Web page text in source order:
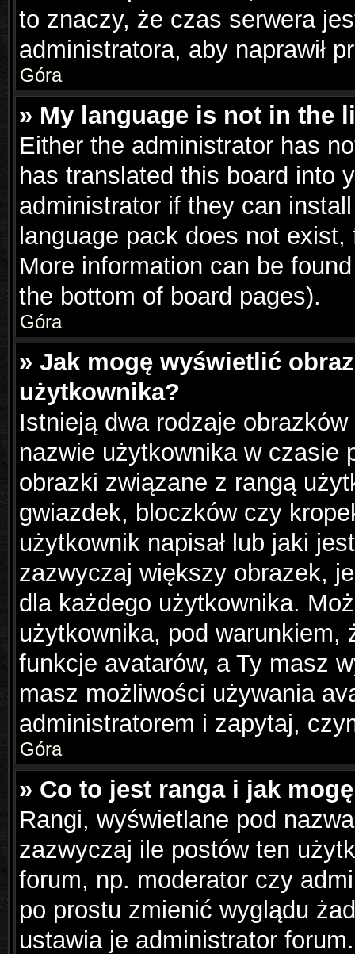
to znaczy, że czas serwera
administratora, aby naprawił
Góra
» My language is not in the
Either the administrator has
has translated this board into
administrator if they can
language pack does not
More information can be
the bottom of board pages).
Góra
» Jak mogę wyświetlić
użytkownika?
Istnieją dwa rodzaje
nazwie użytkownika w czasie
obrazki związane z rangą
gwiazdek, bloczków czy
użytkownik napisał lub jaki
zazwyczaj większy obrazek,
dla każdego użytkownika.
użytkownika, pod warunkiem,
funkcje avatarów, a Ty masz
masz możliwości używania
administratorem i zapytaj,
Góra
» Co to jest ranga i jak
Rangi, wyświetlane pod
zazwyczaj ile postów ten
forum, np. moderator czy
po prostu zmienić wyglądu
ustawia je administrator